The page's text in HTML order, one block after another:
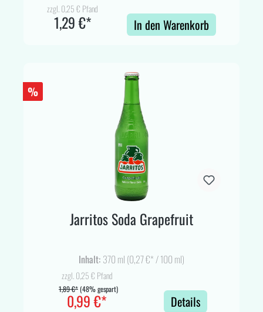
zzgl. 0,25 € Pfand
1,29 €* In den Warenkorb
%
Jarritos Soda Grapefruit
Inhalt: 370 ml (0,27 €* / 100 ml)
zzgl. 0,25 € Pfand
0,99 €*
1,89 €*(48% gespart)
Details